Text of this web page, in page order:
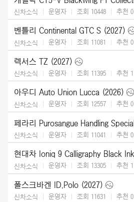
신차소식 운영자 조회 10448 추천 0
벤틀리 Continental GTC S (2027)
신차소식 운영자 조회 11081 추천 0
렉서스 TZ (2027)
신차소식 운영자 조회 11395 추천 1
아우디 Auto Union Lucca (2026)
신차소식 운영자 조회 12557 추천 0
신차소식 운영자 조회 11041 추천 0
신차소식 운영자 조회 13305 추천 1
폴스크바겐 ID.Polo (2027)
신차소식 운영자 조회 11631 추천 0